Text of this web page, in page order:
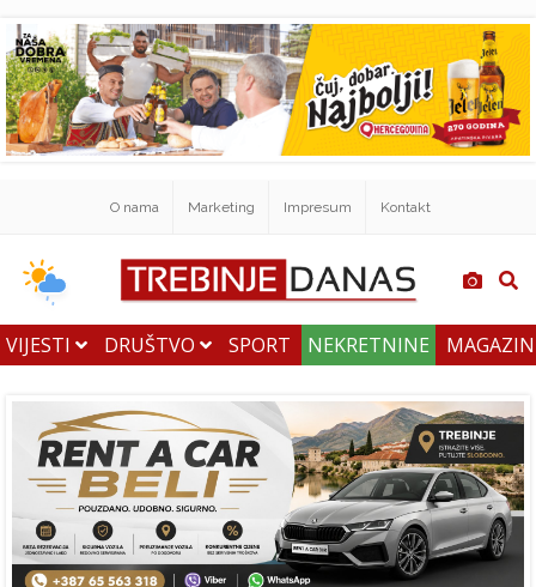
O nama Marketing Impresum Kontakt
VIJESTI DRUŠTVO SPORT NEKRETNINE